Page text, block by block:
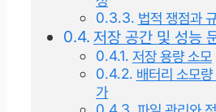
법적 쟁점과
저장 공간 및 성능
저장 용량 소모
배터리 소모량
가